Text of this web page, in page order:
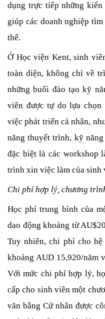
dụng trực tiếp những
giúp các doanh nghiệp
thể.
Ở Học viện Kent, sinh
toàn diện, không chỉ về
những buổi đào tạo kỹ
viên được tự do lựa chọn
việc phát triển cá nhân,
năng thuyết trình, kỹ
đặc biệt là các workshop
trình xin việc làm của sinh
Chi phí hợp lý, chương
Học phí trung bình của
dao động khoảng từ
Tuy nhiên, chi phí cho
khoảng AUD 15,920/năm
Với mức chi phí hợp lý,
cấp cho sinh viên một
văn bằng Cử nhân được